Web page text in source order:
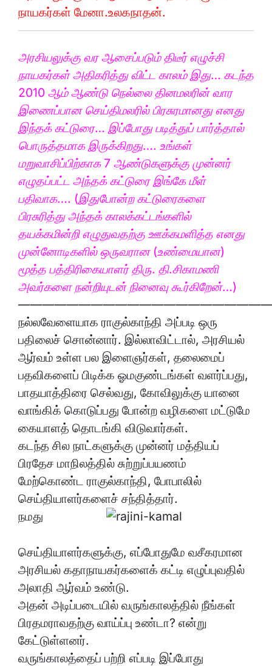
நாயகர்கள் மேனா.உலகநாதன்.
அரசியலுக்கு வர ஆசைப்படும் திடீர் எழுச்சி
நாயகர்கள் அதிகரித்து விட்ட காலம் இது… கடந்த
2010 ஆம் ஆண்டு நெல்லை தினமலரின் வார
இணைப்பான செய்திமலரில் பிரசுரமானது எனது
இந்தக் கட்டுரை… இப்போது படித்துப் பார்த்தால்
பொருத்தமாக இருக்கிறது…. உங்கள்
மறுவாசிப்பிற்காக 7 ஆண்டுகளுக்கு முன்னர்
எழுதப்பட்ட அந்தக் கட்டுரை இங்கே மீள்
பதிவாக…. (இதுபோன்ற கட்டுரைகளை
பிரசுரித்து அந்தக் காலக்கட்டங்களில்
தயக்கமின்றி எழுதுவதற்கு ஊக்கமளித்த எனது
முன்னோடிகளில் ஒருவரான (உண்மையான)
மூத்த பத்திரிகையாளர் திரு. தி.சிகாமணி
அவர்களை நன்றியுடன் நினைவு கூர்கிறேன்…)
நல்லவேளையாக ராகுல்காந்தி அப்படி ஒரு
பதிலைச் சொன்னார். இல்லாவிட்டால், அரசியல்
ஆர்வம் உள்ள பல இளைஞர்கள், தலைமைப்
பதவிகளைப் பிடிக்க ஓமகுண்டங்கள் வளர்ப்பது,
பாதயாத்திரை செல்வது, கோவிலுக்கு யானை
வாங்கிக் கொடுப்பது போன்ற வழிகளை மட்டுமே
கையாளத் தொடங்கி விடுவார்கள்.
கடந்த சில நாட்களுக்கு முன்னர் மத்தியப்
பிரதேச மாநிலத்தில் சுற்றுப்பயணம்
மேற்கொண்ட ராகுல்காந்தி, போபாலில்
செய்தியாளர்களைச் சந்தித்தார்.
நமது
செய்தியாளர்களுக்கு, எப்போதுமே வசீகரமான
அரசியல் கதாநாயகர்களைக் கட்டி எழுப்புவதில்
அலாதி ஆர்வம் உண்டு.
அதன் அடிப்படையில் வருங்காலத்தில் நீங்கள்
பிரதமராவதற்கு வாய்ப்பு உண்டா? என்று
கேட்டுள்ளனர்.
வருங்காலத்தைப் பற்றி எப்படி இப்போது